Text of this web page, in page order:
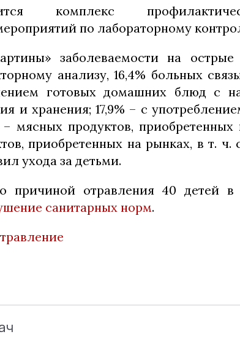
комплекс
по лабораторному
заболеваемости на
анализу, 16,4% больных
готовых домашних блюд с
и хранения; 17,9% – с
мясных продуктов, приобретенных
приобретенных на рынках, в т. ч.
ухода за детьми.
причиной отравления 40 детей в
санитарных норм.